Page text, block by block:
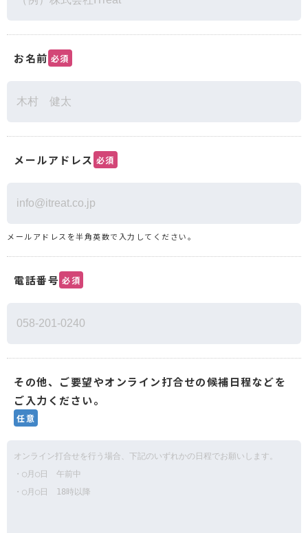
お名前 必須
メールアドレス 必須
メールアドレスを半角英数で入力してください。
電話番号 必須
その他、ご要望やオンライン打合せの候補日程などを
ご入力ください。
任意